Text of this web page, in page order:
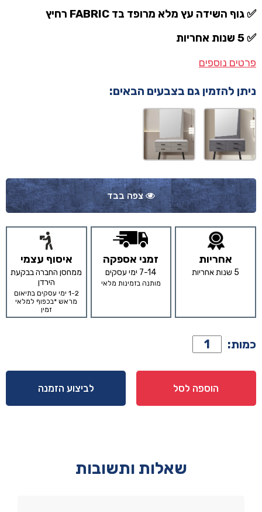
✅ גוף השידה עץ מלא מרופד בד FABRIC רחיץ
✅ 5 שנות אחריות
פרטים נוספים
ניתן להזמין גם בצבעים הבאים:
צפה בבד
אחריות
5 שנות אחריות
זמני אספקה
7-14 ימי עסקים
מותנה בזמינות מלאי
איסוף עצמי
ממחסן החברה בבקעת
הירדן
1-2 ימי עסקים בתיאום
מראש *בכפוף למלאי
זמין
כמות: כמות
של
קומודה
אריאל
הוספה לסל לביצוע הזמנה
שאלות ותשובות